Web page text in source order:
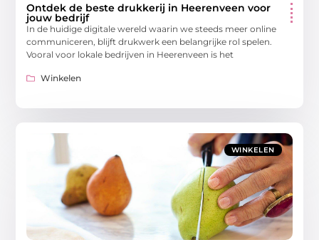
Ontdek de beste drukkerij in Heerenveen voor
jouw bedrijf
In de huidige digitale wereld waarin we steeds meer online
communiceren, blijft drukwerk een belangrijke rol spelen.
Vooral voor lokale bedrijven in Heerenveen is het
Winkelen
WINKELEN